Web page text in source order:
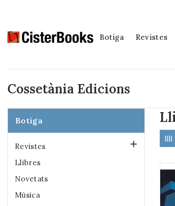
Botiga Revistes
Cossetània Edicions
Botiga
Revistes 
Llibres
Novetats
Música